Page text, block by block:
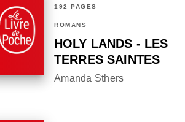
192 PAGES
ROMANS
HOLY LANDS - LES
TERRES SAINTES
Amanda Sthers